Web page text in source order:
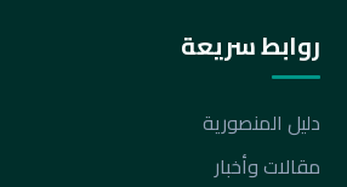
روابط سريعة
دليل المنصورية
مقالات وأخبار